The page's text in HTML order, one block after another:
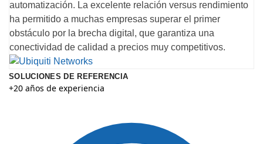
automatización. La excelente relación versus rendimiento
ha permitido a muchas empresas superar el primer
obstáculo por la brecha digital, que garantiza una
conectividad de calidad a precios muy competitivos.
SOLUCIONES DE REFERENCIA
+20 años de experiencia